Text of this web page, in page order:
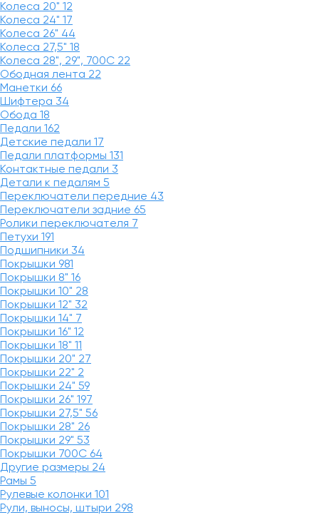
Колеса 20" 12
Колеса 24" 17
Колеса 26" 44
Колеса 27,5" 18
Колеса 28", 29", 700С 22
Ободная лента 22
Манетки 66
Шифтера 34
Обода 18
Педали 162
Детские педали 17
Педали платформы 131
Контактные педали 3
Детали к педалям 5
Переключатели передние 43
Переключатели задние 65
Ролики переключателя 7
Петухи 191
Подшипники 34
Покрышки 981
Покрышки 8" 16
Покрышки 10" 28
Покрышки 12" 32
Покрышки 14" 7
Покрышки 16" 12
Покрышки 18" 11
Покрышки 20" 27
Покрышки 22" 2
Покрышки 24" 59
Покрышки 26" 197
Покрышки 27,5" 56
Покрышки 28" 26
Покрышки 29" 53
Покрышки 700C 64
Другие размеры 24
Рамы 5
Рулевые колонки 101
Рули, выносы, штыри 298